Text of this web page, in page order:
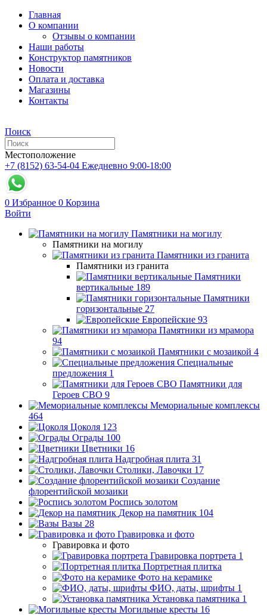
Главная
О компании
Отзывы о компании
Наши работы
Конструктор памятников
Новости
Оплата и доставка
Магазины
Контакты
Поиск
Местоположение
+7 (8152) 63-54-04 Ежедневно 9:00-18:00
0 Избранное 0 Корзина
Войти
Памятники на могилу
Памятники на могилу
Памятники из гранита
Памятники из гранита
Памятники
вертикальные 189
Памятники
горизонтальные 27
Европейские 93
Памятники из мрамора
94
Памятники с мозаикой 4
Специальные
предложения 1
Памятники для
Героев СВО 9
Мемориальные комплексы
464
Цоколя 123
Ограды 100
Цветники 16
Надгробная плита 31
Столики, Лавочки 17
Создание
флорентийской мозаики
Роспись золотом
Декор на памятник 104
Вазы 28
Гравировка и фото
Гравировка и фото
Гравировка портрета 1
Портретная плитка
Фото на керамике
ФИО, даты, шрифты 1
Установка памятника 1
Могильные кресты 16